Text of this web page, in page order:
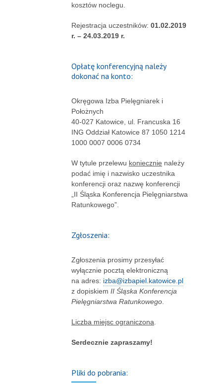
kosztów noclegu.
Rejestracja uczestników: 01.02.2019
r. – 24.03.2019 r.
Opłatę konferencyjną należy
dokonać na konto:
Okręgowa Izba Pielęgniarek i
Położnych
40-027 Katowice, ul. Francuska 16
ING Oddział Katowice 87 1050 1214
1000 0007 0006 0734
W tytule przelewu koniecznie należy
podać imię i nazwisko uczestnika
konferencji oraz nazwę konferencji
„II Śląska Konferencja Pielęgniarstwa
Ratunkowego”.
Zgłoszenia:
Zgłoszenia prosimy przesyłać
wyłącznie pocztą elektroniczną
na adres: izba@izbapiel.katowice.pl
z dopiskiem II Śląska Konferencja
Pielęgniarstwa Ratunkowego
Liczba miejsc ograniczona
Serdecznie zapraszamy!
Pliki do pobrania: